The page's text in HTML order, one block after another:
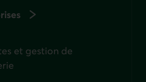
et gestion de